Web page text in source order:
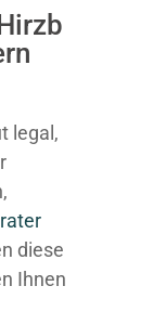
legal,
diese
Ihnen